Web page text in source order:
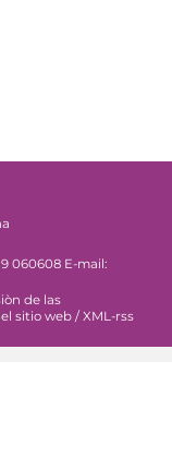
060608 E-mail:
de las
sitio web /XML-rss